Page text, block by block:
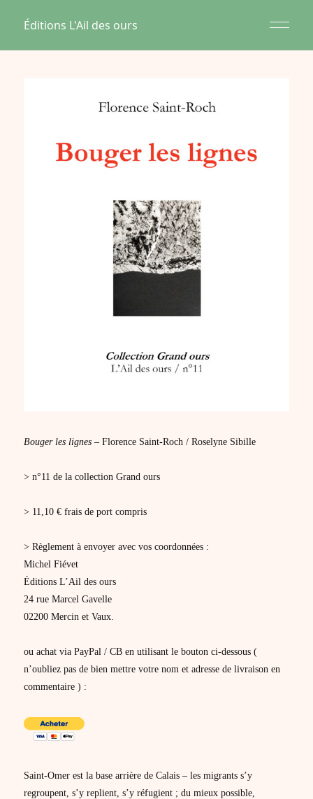
Éditions L'Ail des ours
Bouger les lignes – Florence Saint-Roch / Roselyne Sibille
> n°11 de la collection Grand ours
> 11,10 € frais de port compris
> Règlement à envoyer avec vos coordonnées :
Michel Fiévet
Éditions L’Ail des ours
24 rue Marcel Gavelle
02200 Mercin et Vaux.
ou achat via PayPal / CB en utilisant le bouton ci-dessous (
n’oubliez pas de bien mettre votre nom et adresse de livraison en
commentaire ) :
Saint-Omer est la base arrière de Calais – les migrants s’y
regroupent, s’y replient, s’y réfugient ; du mieux possible,